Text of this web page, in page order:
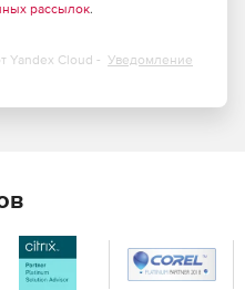
рассылок.
Yandex Cloud - Уведомление